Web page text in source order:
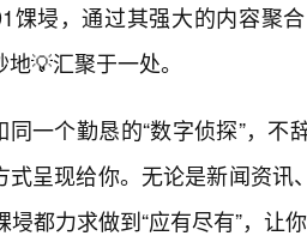
馃埐，通过其强大的内容聚
💡汇聚于一处。
同一个勤恳的“数字侦探”，
式呈现给你。无论是新闻资
埐都力求做到“应有尽有”，让